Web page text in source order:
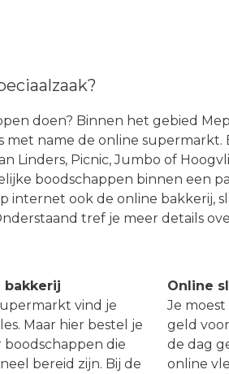
doen? Binnen het gebied
met name de online supermarkt.
Linders, Picnic, Jumbo of
boodschappen binnen een
internet ook de online bakkerij,
tref je meer details
bakkerij
vind je
Maar hier bestel je
boodschappen die
bereid zijn. Bij de
Online
Je moest
geld
de dag
online